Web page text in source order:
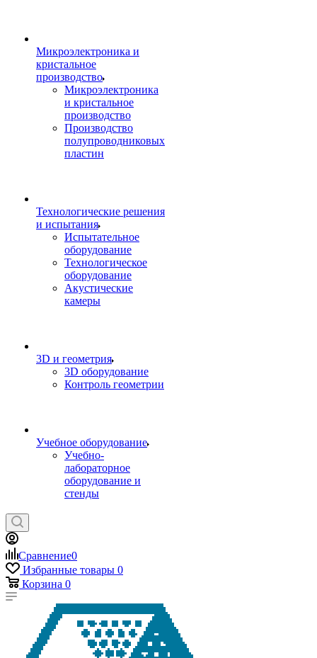
Микроэлектроника и
кристальное
производство
Микроэлектроника
и кристальное
производство
Производство
полупроводниковых
пластин
Технологические решения
и испытания
Испытательное
оборудование
Технологическое
оборудование
Акустические
камеры
3D и геометрия
3D оборудование
Контроль геометрии
Учебное оборудование
Учебно-
лабораторное
оборудование и
стенды
Сравнение0
Избранные товары 0
Корзина 0